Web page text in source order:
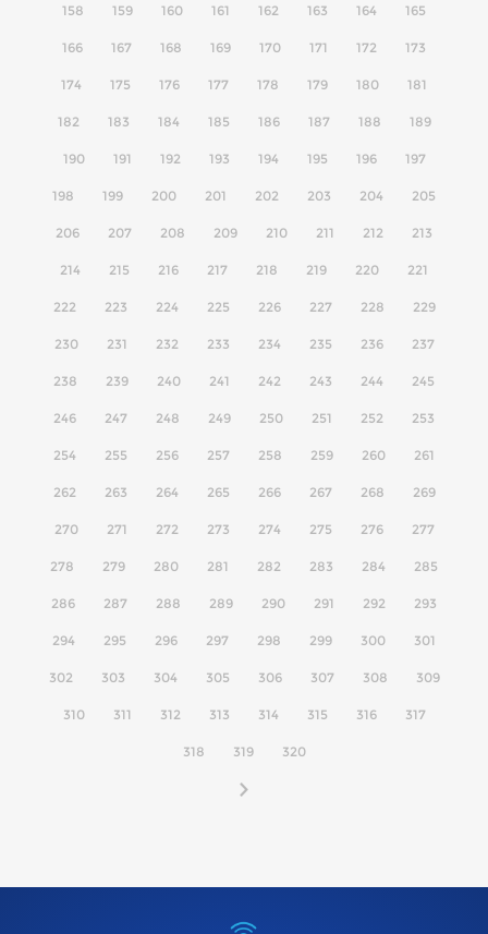
158 159 160 161 162 163 164 165
166 167 168 169 170 171 172 173
174 175 176 177 178 179 180 181
182 183 184 185 186 187 188 189
190 191 192 193 194 195 196 197
198 199 200 201 202 203 204 205
206 207 208 209 210 211 212 213
214 215 216 217 218 219 220 221
222 223 224 225 226 227 228 229
230 231 232 233 234 235 236 237
238 239 240 241 242 243 244 245
246 247 248 249 250 251 252 253
254 255 256 257 258 259 260 261
262 263 264 265 266 267 268 269
270 271 272 273 274 275 276 277
278 279 280 281 282 283 284 285
286 287 288 289 290 291 292 293
294 295 296 297 298 299 300 301
302 303 304 305 306 307 308 309
310 311 312 313 314 315 316 317
318 319 320